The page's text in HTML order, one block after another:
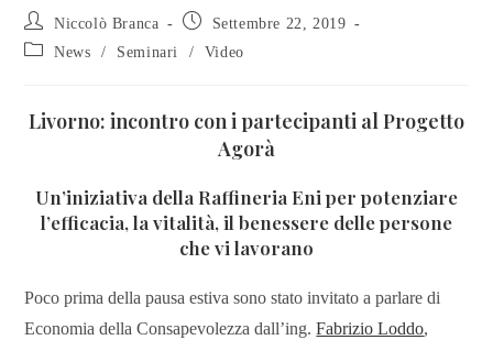
Niccolò Branca
Settembre 22, 2019
News
/ Seminari / Video
Livorno: incontro con i partecipanti al Progetto
Agorà
Un’iniziativa della Raffineria Eni per potenziare
l’efficacia, la vitalità, il benessere delle persone
che vi lavorano
Poco prima della pausa estiva sono stato invitato a parlare di
Economia della Consapevolezza dall’ing.Fabrizio Loddo,